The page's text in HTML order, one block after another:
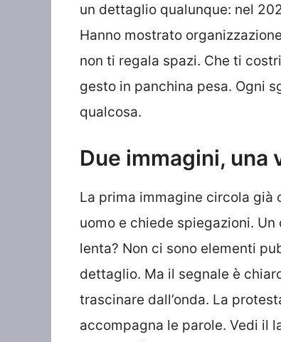
un dettaglio qualunque: nel
Hanno mostrato
non ti regala spazi. Che ti
gesto in panchina pesa. Ogni
qualcosa.
Due immagini, una
La prima immagine circola già
uomo e chiede spiegazioni.
lenta? Non ci sono elementi
dettaglio. Ma il segnale è
trascinare dall’onda. La
accompagna le parole. Vedi il